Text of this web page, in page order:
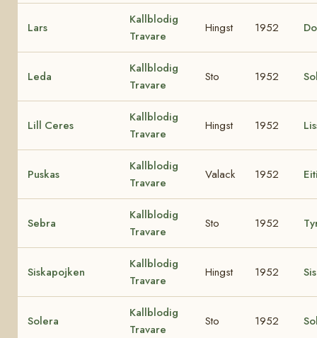
Lars
Kallblodig
Travare
Hingst 1952
Leda
Kallblodig
Travare
Sto 1952
Lill Ceres
Kallblodig
Travare
Hingst 1952
Puskas
Kallblodig
Travare
Valack 1952
Sebra
Kallblodig
Travare
Sto 1952
Siskapojken
Kallblodig
Travare
Hingst 1952
Solera
Kallblodig
Travare
Sto 1952